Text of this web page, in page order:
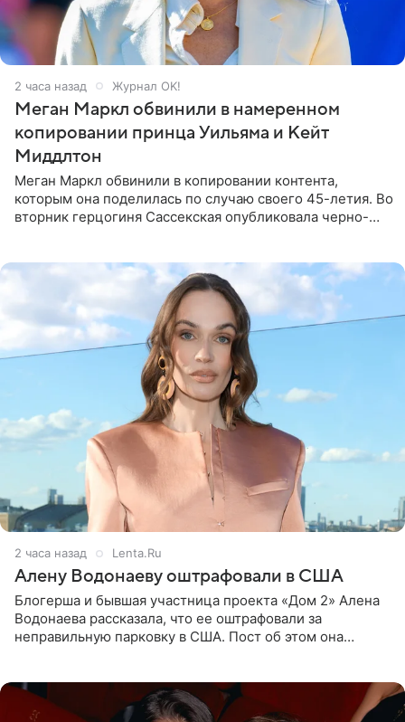
2 часа назад Журнал OK!
Меган Маркл обвинили в намеренном
копировании принца Уильяма и Кейт
Миддлтон
Меган Маркл обвинили в копировании контента,
которым она поделилась по случаю своего 45-летия. Во
вторник герцогиня Сассекская опубликовала черно-
2 часа назад Lenta.Ru
Алену Водонаеву оштрафовали в США
Блогерша и бывшая участница проекта «Дом 2» Алена
Водонаева рассказала, что ее оштрафовали за
неправильную парковку в США. Пост об этом она